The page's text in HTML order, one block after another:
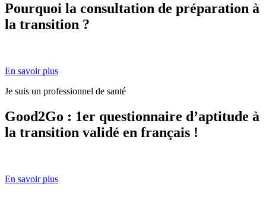
Pourquoi la consultation de préparation à
la transition ?
En savoir plus
Je suis un professionnel de santé
Good2Go : 1er questionnaire d’aptitude à
la transition validé en français !
En savoir plus